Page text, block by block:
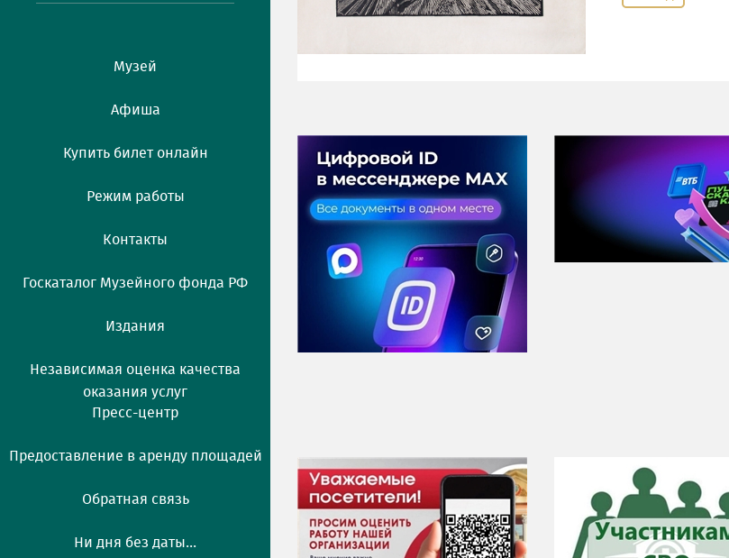
Музей
Афиша
Купить билет онлайн
Режим работы
Контакты
Госкаталог Музейного фонда РФ
Издания
Независимая оценка качества
оказания услуг
Пресс-центр
Предоставление в аренду площадей
Обратная связь
Ни дня без даты...